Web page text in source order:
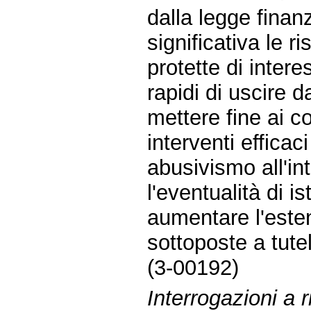
dalla legge
significativa le
protette di
rapidi di uscire
mettere fine ai
interventi
abusivismo
l'eventualità di
aumentare
sottoposte a
(3-00192)
Interrogazioni a